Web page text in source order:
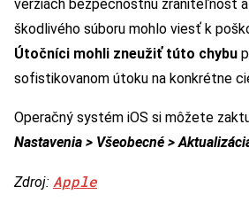
verziách bezpečnostnú zraniteľnosť
škodlivého súboru mohlo viesť k
Útočníci mohli zneužiť túto chybu
sofistikovanom útoku na konkrétne
Operačný systém iOS si môžete
Nastavenia > Všeobecné >
Zdroj: Apple